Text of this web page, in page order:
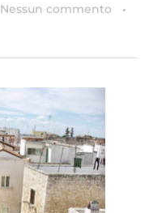
Nessun commento